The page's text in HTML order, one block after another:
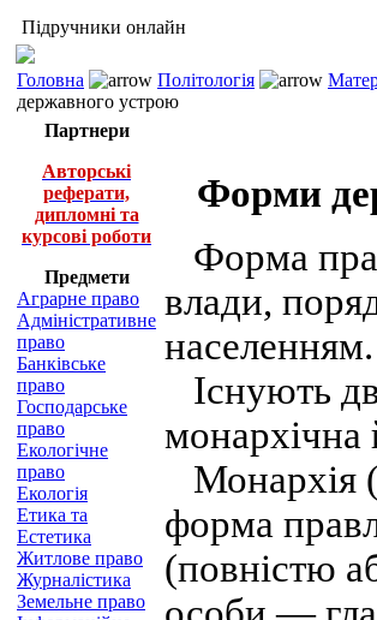
Підручники онлайн
Головна Політологія
державного устрою
Партнери
Авторські
реферати,
дипломні та
курсові роботи
Предмети
Аграрне право
Адміністративне
право
Банківське
право
Господарське
право
Екологічне
право
Екологія
Етика та
Естетика
Житлове право
Журналістика
Земельне право
Форми
Форма
влади,
населенням.
Існують
монархічна
Монархія
форма
(повністю